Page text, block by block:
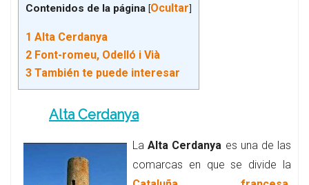
Contenidos de la página [Ocultar]
1 Alta Cerdanya
2 Font-romeu, Odelló i Vià
3 También te puede interesar
Alta Cerdanya
LaAlta Cerdanya es una de las
comarcas en que se divide la